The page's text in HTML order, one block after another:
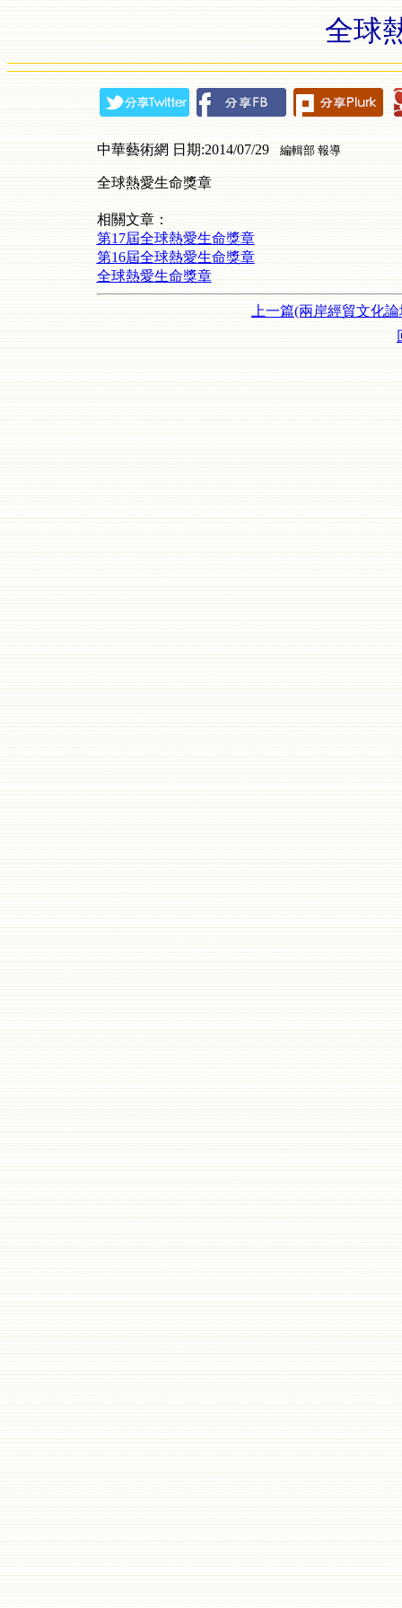
全球
中華藝術網 日期:2014/07/29 編輯部 報導
全球熱愛生命獎章
相關文章：
第17屆全球熱愛生命獎章
第16屆全球熱愛生命獎章
全球熱愛生命獎章
上一篇(兩岸經貿文化